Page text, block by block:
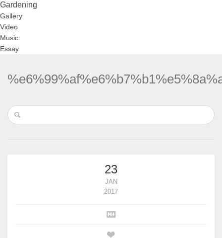
Gardening
Gallery
Video
Music
Essay
23
JAN
2017